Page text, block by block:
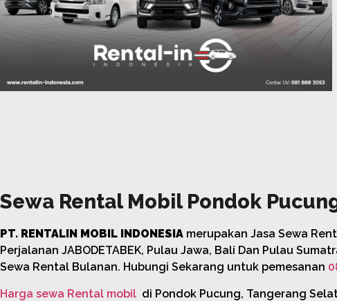
Sewa Rental Mobil Pondok
PT. RENTALIN MOBIL INDONESIA merupakan Jasa Sewa
Perjalanan JABODETABEK, Pulau Jawa, Bali Dan Pulau
Sewa Rental Bulanan. Hubungi Sekarang untuk pemesanan
Harga sewa Rental mobil di Pondok Pucung, Tangerang